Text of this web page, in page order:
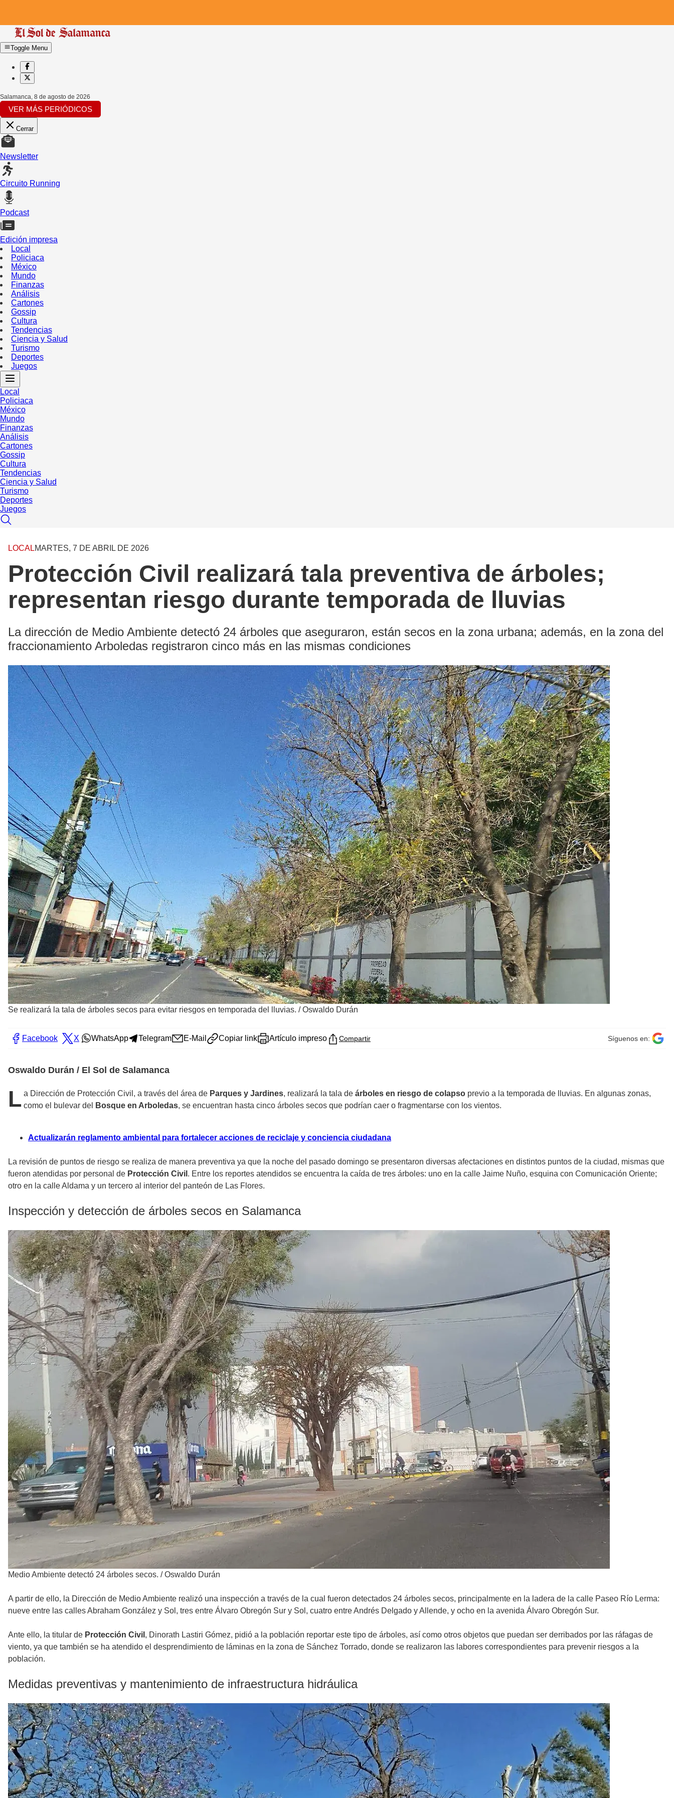
Toggle Menu
Salamanca, 8 de agosto de 2026
VER MÁS PERIÓDICOS
Cerrar
Newsletter
Circuito Running
Podcast
Edición impresa
Local
Policiaca
México
Mundo
Finanzas
Análisis
Cartones
Gossip
Cultura
Tendencias
Ciencia y Salud
Turismo
Deportes
Juegos
Local
Policiaca
México
Mundo
Finanzas
Análisis
Cartones
Gossip
Cultura
Tendencias
Ciencia y Salud
Turismo
Deportes
Juegos
LOCALMARTES, 7 DE ABRIL DE 2026
Protección Civil realizará tala preventiva de árboles;
representan riesgo durante temporada de lluvias
La dirección de Medio Ambiente detectó 24 árboles que aseguraron, están secos en la zona urbana; además, en la zona del
fraccionamiento Arboledas registraron cinco más en las mismas condiciones
Se realizará la tala de árboles secos para evitar riesgos en temporada del lluvias. /Oswaldo Durán
Facebook X WhatsApp Telegram E-Mail Copiar link Artículo impreso Compartir Síguenos en:
Oswaldo Durán / El Sol de Salamanca
L a Dirección de Protección Civil, a través del área de Parques y Jardines, realizará la tala de árboles en riesgo de colapso previo a la temporada de lluvias. En algunas zonas,
como el bulevar del
Bosque en Arboledas, se encuentran hasta cinco árboles secos que podrían caer o fragmentarse con los vientos.
Actualizarán reglamento ambiental para fortalecer acciones de reciclaje y conciencia ciudadana
La revisión de puntos de riesgo se realiza de manera preventiva ya que la noche del pasado domingo se presentaron diversas afectaciones en distintos puntos de la ciudad, mismas que
fueron atendidas por personal de Protección Civil . Entre los reportes atendidos se encuentra la caída de tres árboles: uno en la calle Jaime Nuño, esquina con Comunicación Oriente;
otro en la calle Aldama y un tercero al interior del panteón de Las Flores.
Inspección y detección de árboles secos en Salamanca
Medio Ambiente detectó 24 árboles secos. /Oswaldo Durán
A partir de ello, la Dirección de Medio Ambiente realizó una inspección a través de la cual fueron detectados 24 árboles secos, principalmente en la ladera de la calle Paseo Río Lerma:
nueve entre las calles Abraham González y Sol, tres entre Álvaro Obregón Sur y Sol, cuatro entre Andrés Delgado y Allende, y ocho en la avenida Álvaro Obregón Sur.
Ante ello, la titular de Protección Civil , Dinorath Lastiri Gómez, pidió a la población reportar este tipo de árboles, así como otros objetos que puedan ser derribados por las ráfagas de
viento, ya que también se ha atendido el desprendimiento de láminas en la zona de Sánchez Torrado, donde se realizaron las labores correspondientes para prevenir riesgos a la
población.
Medidas preventivas y mantenimiento de infraestructura hidráulica